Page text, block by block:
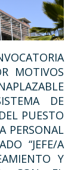
MOTIVOS
DE
PUESTO
PERSONAL
“JEFE/A
Y